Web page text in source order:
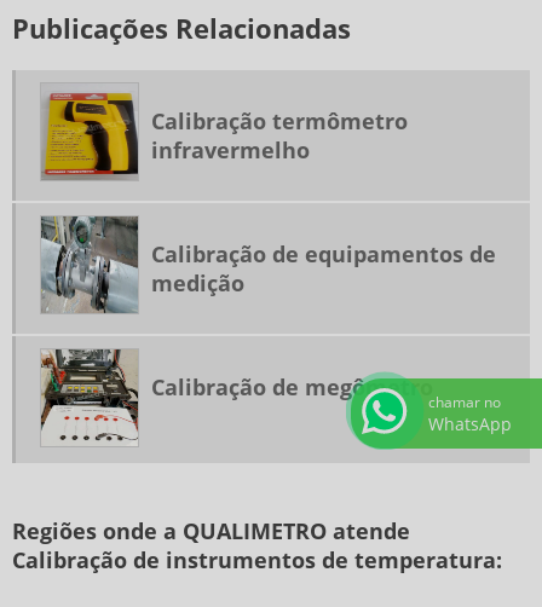
CALIBRAÇÃO DE PHMETRO DE BANCADA
CALIBRAÇÃO DE PLASTÔMETRO
CALIBRAÇÃO DE PRESSOSTATO
CALIBRAÇÃO DE TERMOHIGRÔMETRO
CALIBRAÇÃO DE TERMOHIGRÔMETRO SP
CALIBRAÇÃO DE TERMÔMETRO
CALIBRAÇÃO DE TORQUÍMETRO
CALIBRAÇÃO DE VISCOSÍMETRO
CALIBRAÇÃO TERMÔMETRO INFRAVERMELHO
EMPRESA DE CALIBRAÇÃO DE INSTRUMENTOS
LABORATÓRIO DE CALIBRAÇÃO DE INSTRUMENTOS
LABORATÓRIO DE CALIBRAÇÃO DE INSTRUMENTOS DE MEDIÇÃO
Publicações Relacionadas
Calibração termômetro
infravermelho
Calibração de equipamentos de
medição
Calibração de megômetro
Regiões onde a QUALIMETRO atende
Calibração de instrumentos de temperatura:
chamar no
WhatsApp